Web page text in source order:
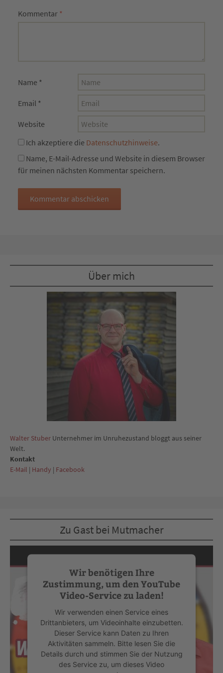
Kommentar *
Name *
Email *
Website
Ich akzeptiere die Datenschutzhinweise.
Name, E-Mail-Adresse und Website in diesem Browser
für meinen nächsten Kommentar speichern.
Über mich
Walter Stuber Unternehmer im Unruhezustand bloggt aus seiner
Welt.
Kontakt
E-Mail | Handy | Facebook
Zu Gast bei Mutmacher
Wir benötigen Ihre
Zustimmung, um den YouTube
Video-Service zu laden!
Wir verwenden einen Service eines
Drittanbieters, um Videoinhalte einzubetten.
Dieser Service kann Daten zu Ihren
Aktivitäten sammeln. Bitte lesen Sie die
Details durch und stimmen Sie der Nutzung
des Service zu, um dieses Video